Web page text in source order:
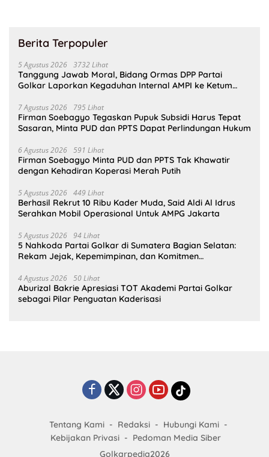
Berita Terpopuler
5 Agustus 2026 3732 Lihat
Tanggung Jawab Moral, Bidang Ormas DPP Partai
Golkar Laporkan Kegaduhan Internal AMPI ke Ketum
7 Agustus 2026 795 Lihat
Firman Soebagyo Tegaskan Pupuk Subsidi Harus Tepat
Sasaran, Minta PUD dan PPTS Dapat Perlindungan Hukum
6 Agustus 2026 591 Lihat
Firman Soebagyo Minta PUD dan PPTS Tak Khawatir
dengan Kehadiran Koperasi Merah Putih
5 Agustus 2026 449 Lihat
Berhasil Rekrut 10 Ribu Kader Muda, Said Aldi Al Idrus
Serahkan Mobil Operasional Untuk AMPG Jakarta
5 Agustus 2026 94 Lihat
5 Nahkoda Partai Golkar di Sumatera Bagian Selatan:
Rekam Jejak, Kepemimpinan, dan Komitmen
4 Agustus 2026 50 Lihat
Aburizal Bakrie Apresiasi TOT Akademi Partai Golkar
sebagai Pilar Penguatan Kaderisasi
Tentang Kami Redaksi
Hubungi Kami
Kebijakan Privasi
Pedoman Media Siber
Golkarpedia2026